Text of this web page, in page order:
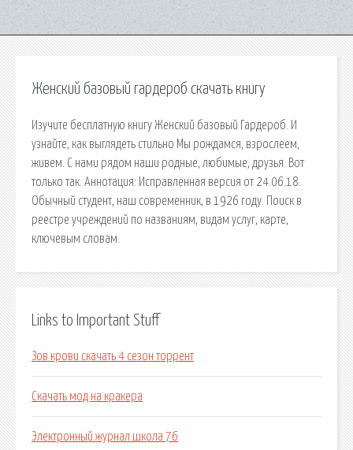
Женский базовый гардероб скачать книгу
Изучите бесплатную книгу Женский базовый Гардероб. И
узнайте, как выглядеть стильно Мы рождамся, взрослеем,
живем. С нами рядом наши родные, любимые, друзья. Вот
только так. Аннотация: Исправленная версия от 24.06.18.
Обычный студент, наш современник, в 1926 году. Поиск в
реестре учреждений по названиям, видам услуг, карте,
ключевым словам.
Links to Important Stuff
Зов крови скачать 4 сезон торрент
Скачать мод на кракера
Электронный журнал школа 76